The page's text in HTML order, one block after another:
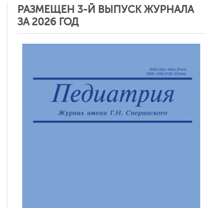
РАЗМЕЩЕН 3-Й ВЫПУСК ЖУРНАЛА
ЗА 2026 ГОД